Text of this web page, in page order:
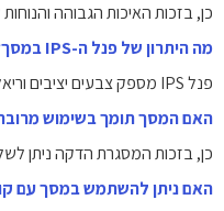
כן, בזכות האיכות הגבוהה
מה היתרון של פנל ה-IPS במסך?
פנל IPS מספק צבעים יציבים וריאליים עם זוויות צפייה רחבות של 178°.
האם המסך תומך בשימוש
כן, בזכות המסגרת הדקה ניתן
האם ניתן להשתמש במסך עם